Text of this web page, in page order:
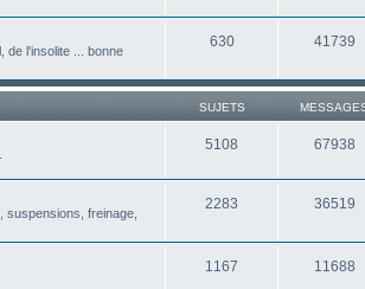
de l'insolite ... bonne
630 41739
SUJETS
5108 67938
suspensions, freinage,
2283 36519
1167 11688